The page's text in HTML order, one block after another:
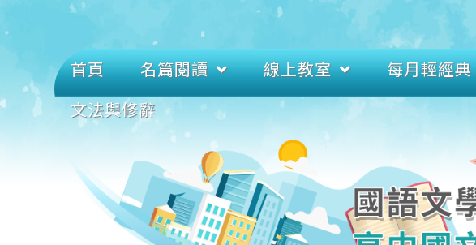
首頁 名篇閱讀 線上教室 每月輕經典
文法與修辭